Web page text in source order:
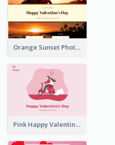
Orange Sunset Photo Valentines Day Gift Card
Pink Happy Valentine's Day Illustration Gift Card